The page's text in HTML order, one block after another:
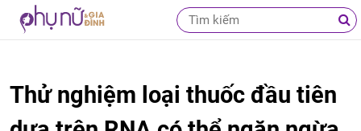
Thử nghiệm loại thuốc đầu tiên